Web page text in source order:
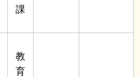
課
教
育